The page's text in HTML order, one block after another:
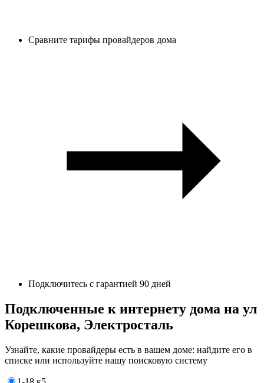
Сравните тарифы провайдеров дома
Подключитесь с гарантией 90 дней
Подключенные к интернету дома на ул
Корешкова, Электросталь
Узнайте, какие провайдеры есть в вашем доме: найдите его в
списке или используйте нашу поисковую систему